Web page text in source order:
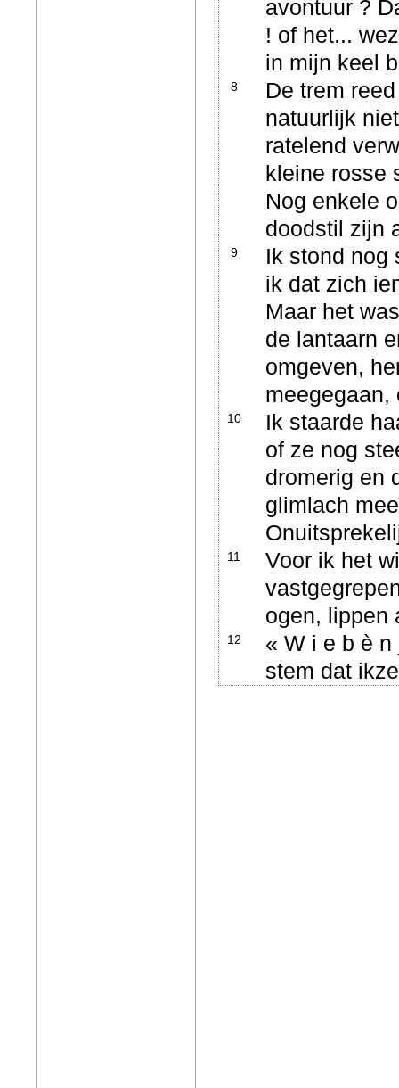
avontuur ?
! of het...
in mijn keel
8
De trem
natuurlijk
ratelend
kleine rosse
Nog enkele
doodstil zijn
9
Ik stond nog
ik dat zich
Maar het
de lantaarn
omgeven,
10
Ik staarde
of ze nog
dromerig en
glimlach
11
Voor ik het
ogen, lippen
12
« W i e b è
stem dat